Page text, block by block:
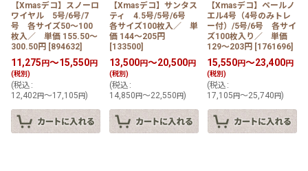
【Xmasデコ】スノーロ
ワイヤル 5号/6号/7
号 各サイズ50〜100
枚入／ 単価 155.50〜
300.50円 [894632]
11,275 円～15,550円
(税別)
(税込 :
12,402円～17,105 円)
【Xmasデコ】サンタス
ティ 4.5号/5号/6号
各サイズ100枚入／ 単
価 144〜205円
[133500]
13,500円～20,500円
(税別)
(税込 :
14,850 円～22,550 円)
【Xmasデコ】ペールノ
エル4号（4号のみトレ
ー付）/5号/6号 各サイ
ズ100枚入り／ 単価
129〜203円 [1761696]
15,550円～23,400円
(税別)
(税込 :
17,105円～25,740円)